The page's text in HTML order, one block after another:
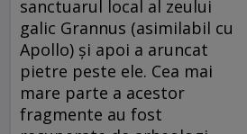
sanctuarul local al zeului
galic Grannus (asimilabil cu
Apollo) și apoi a aruncat
pietre peste ele. Cea mai
mare parte a acestor
fragmente au fost